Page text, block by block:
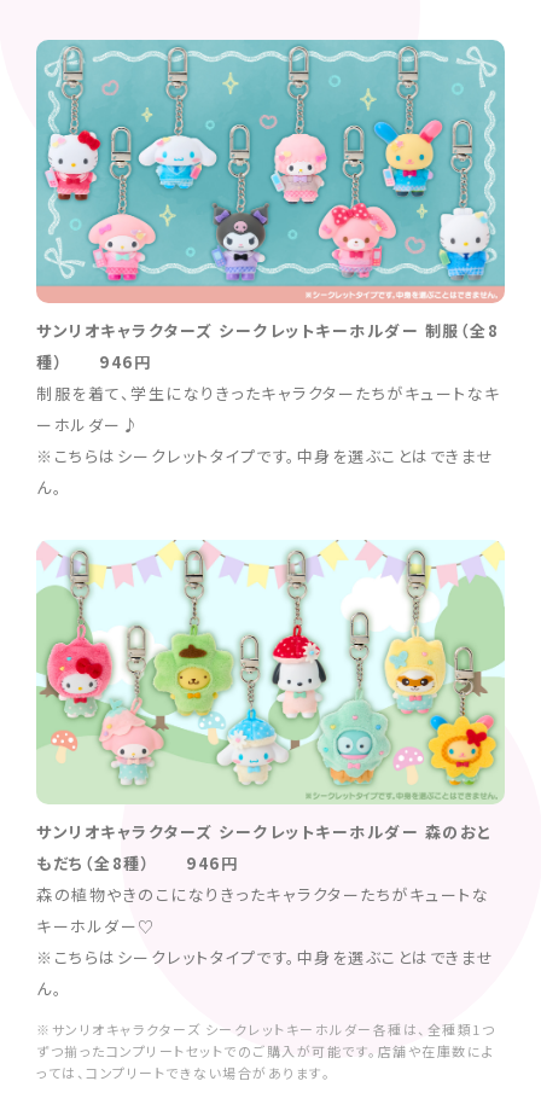
サンリオキャラクターズ シークレットキーホルダー 制服（全8
種） 946円
制服を着て、学生になりきったキャラクターたちがキュートなキ
ーホルダー♪
※こちらはシークレットタイプです。中身を選ぶことはできませ
ん。
サンリオキャラクターズ シークレットキーホルダー 森のおと
もだち（全8種） 946円
森の植物やきのこになりきったキャラクターたちがキュートな
キーホルダー♡
※こちらはシークレットタイプです。中身を選ぶことはできませ
ん。
※サンリオキャラクターズ シークレットキーホルダー各種は、全種類1つ
ずつ揃ったコンプリートセットでのご購入が可能です。店舗や在庫数によ
っては、コンプリートできない場合があります。